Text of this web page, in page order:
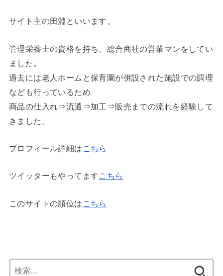
サイト主の田淵といいます。
管理栄養士の資格を持ち、総合商社の営業マンをしてい
ました。
過去には老人ホームと保育園が併設された施設での調理
なども行っているため
商品の仕入れ⇒流通⇒加工⇒販売までの流れを経験して
きました。
プロフィール詳細は こちら
ツイッターもやってますこちら
このサイトの順位は こちら